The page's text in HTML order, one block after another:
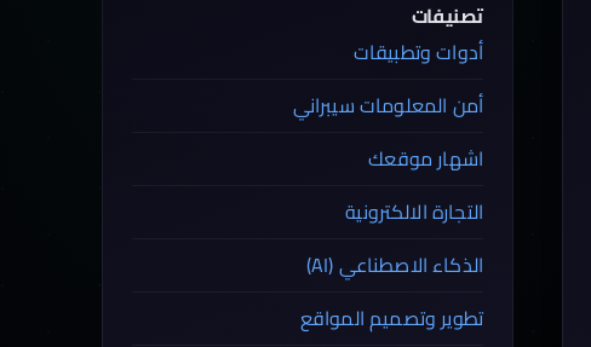
تصنيفات
أدوات وتطبيقات
أمن المعلومات سيبراني
اشهار موقعك
التجارة الالكترونية
الذكاء الاصطناعي (AI)
تطوير وتصميم المواقع